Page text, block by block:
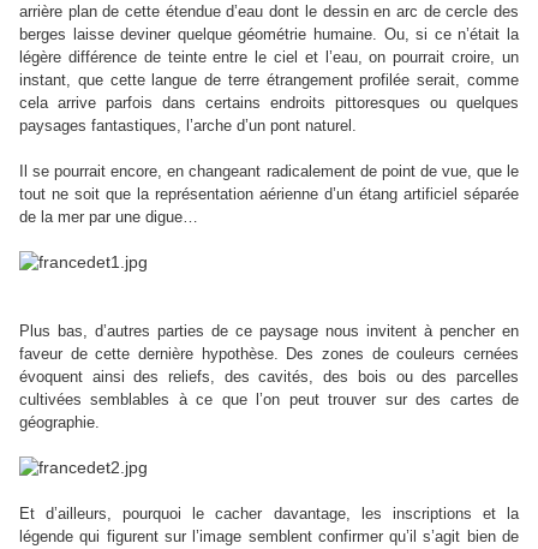
arrière plan de cette étendue d’eau dont le dessin en arc de cercle des
berges laisse deviner quelque géométrie humaine. Ou, si ce n’était la
légère différence de teinte entre le ciel et l’eau, on pourrait croire, un
instant, que cette langue de terre étrangement profilée serait, comme
cela arrive parfois dans certains endroits pittoresques ou quelques
paysages fantastiques, l’arche d’un pont naturel.
Il se pourrait encore, en changeant radicalement de point de vue, que le
tout ne soit que la représentation aérienne d’un étang artificiel séparée
de la mer par une digue…
Plus bas, d’autres parties de ce paysage nous invitent à pencher en
faveur de cette dernière hypothèse. Des zones de couleurs cernées
évoquent ainsi des reliefs, des cavités, des bois ou des parcelles
cultivées semblables à ce que l’on peut trouver sur des cartes de
géographie.
Et d’ailleurs, pourquoi le cacher davantage, les inscriptions et la
légende qui figurent sur l’image semblent confirmer qu’il s’agit bien de